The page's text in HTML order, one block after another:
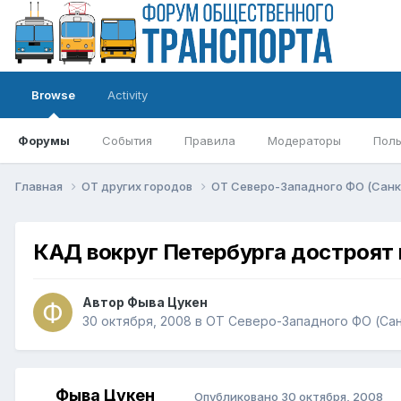
Browse
Форумы События Правила Модераторы
Activity
Главная ОТ других городов ОТ Северо-Западного ФО
КАД вокруг Петербурга достроят
Автор Фыва Цукен
30 октября, 2008 в ОТ Северо-Западного ФО
Фыва Цукен Опубликовано 30 октября, 2008